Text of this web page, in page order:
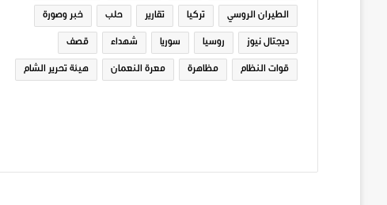
الطيران الروسي تركيا تقارير حلب خبر وصورة
ديجتال نيوز روسيا سوريا شهداء قصف
قوات النظام مظاهرة معرة النعمان هيئة تحرير الشام